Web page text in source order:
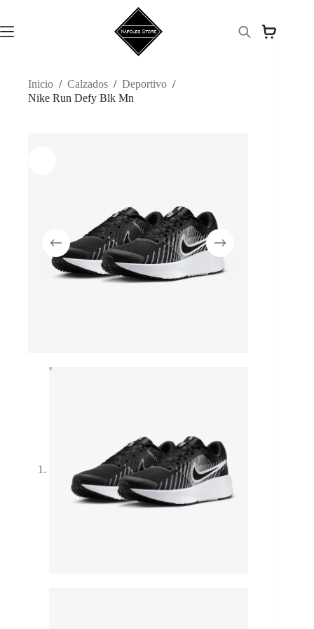
contenido
Inicio / Calzados / Deportivo /
Nike Run Defy Blk Mn